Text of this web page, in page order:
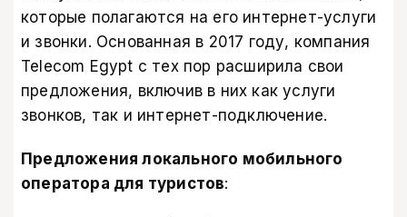
которые полагаются на его интернет-услуги
и звонки. Основанная в 2017 году, компания
Telecom Egypt с тех пор расширила свои
предложения, включив в них как услуги
звонков, так и интернет-подключение.
Предложения локального мобильного
оператора для туристов: